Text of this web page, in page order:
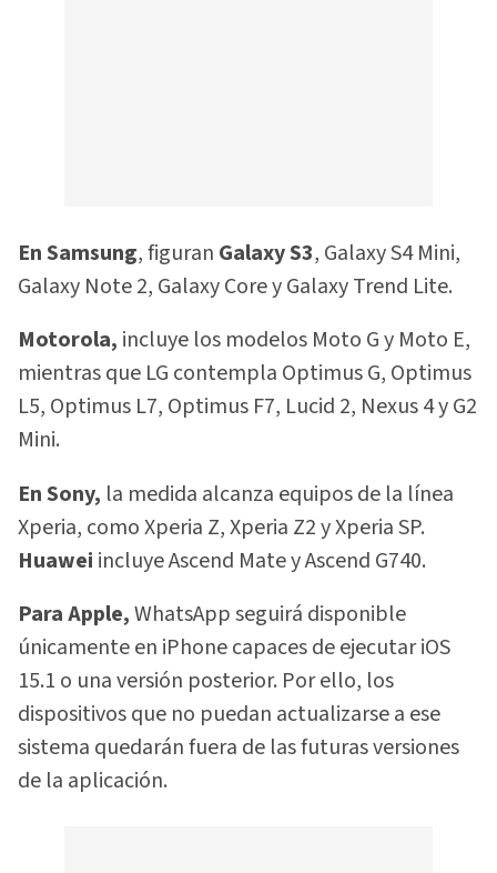
En Samsung, figuran Galaxy S3, Galaxy S4 Mini,
Galaxy Note 2, Galaxy Core y Galaxy Trend Lite.
Motorola, incluye los modelos Moto G y Moto E,
mientras que LG contempla Optimus G, Optimus
L5, Optimus L7, Optimus F7, Lucid 2, Nexus 4 y G2
Mini.
En Sony, la medida alcanza equipos de la línea
Xperia, como Xperia Z, Xperia Z2 y Xperia SP.
Huawei incluye Ascend Mate y Ascend G740.
Para Apple,WhatsApp seguirá disponible
únicamente en iPhone capaces de ejecutar iOS
15.1 o una versión posterior. Por ello, los
dispositivos que no puedan actualizarse a ese
sistema quedarán fuera de las futuras versiones
de la aplicación.